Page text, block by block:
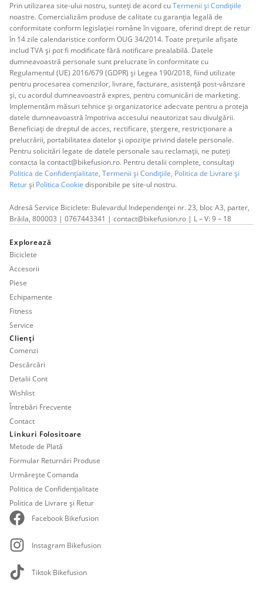
Prin utilizarea site-ului nostru, sunteți de acord cuTermenii și Condițiile
noastre. Comercializăm produse de calitate cu garanția legală de
conformitate conform legislației române în vigoare, oferind drept de retur
în 14 zile calendaristice conform OUG 34/2014. Toate prețurile afișate
includ TVA și pot fi modificate fără notificare prealabilă. Datele
dumneavoastră personale sunt prelucrate în conformitate cu
Regulamentul (UE) 2016/679 (GDPR) și Legea 190/2018, fiind utilizate
pentru procesarea comenzilor, livrare, facturare, asistență post-vânzare
și, cu acordul dumneavoastră expres, pentru comunicări de marketing.
Implementăm măsuri tehnice și organizatorice adecvate pentru a proteja
datele dumneavoastră împotriva accesului neautorizat sau divulgării.
Beneficiați de dreptul de acces, rectificare, ștergere, restricționare a
prelucrării, portabilitatea datelor și opoziție privind datele personale.
Pentru solicitări legate de datele personale sau reclamații, ne puteți
contacta la contact@bikefusion.ro. Pentru detalii complete, consultați
Politica de Confidențialitate, Termenii și Condițiile, Politica de Livrare și
Returși Politica Cookie disponibile pe site-ul nostru.
Adresă Service Biciclete: Bulevardul Independenței nr. 23, bloc A3, parter,
Brăila, 800003 | 0767443341 | contact@bikefusion.ro | L – V: 9 – 18
Explorează
Biciclete
Accesorii
Piese
Echipamente
Fitness
Service
Clienți
Comenzi
Descărcări
Detalii Cont
Wishlist
Întrebări Frecvente
Contact
Linkuri Folositoare
Metode de Plată
Formular Returnări Produse
Urmărește Comanda
Politica de Confidențialitate
Politica de Livrare și Retur
Facebook Bikefusion
Instagram Bikefusion
Tiktok Bikefusion